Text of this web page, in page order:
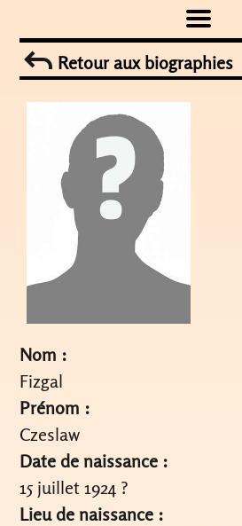
to
contentRetour aux biographies
Nom :
Fizgal
Prénom :
Czeslaw
Date de naissance :
15 juillet 1924 ?
Lieu de naissance :